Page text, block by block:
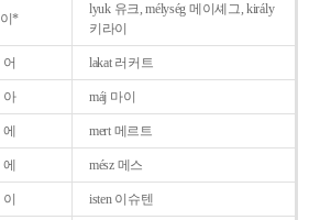
이*
lyuk 유크, mélység 메이셰그, király
키라이
어 lakat 러커트
아 máj 마이
에 mert 메르트
에 mész 메스
이 isten 이슈텐